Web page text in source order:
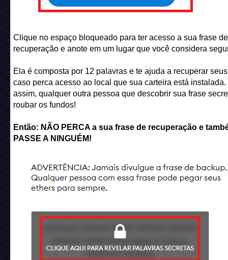
Clique no espaço bloqueado para ter acesso a sua frase de
recuperação e anote em um lugar que você considera
Ela é composta por 12 palavras e te ajuda a recuperar
caso perca acesso ao local que sua carteira está instalada.
assim, qualquer outra pessoa que descobrir sua frase
roubar os fundos!
Então: NÃO PERCA a sua frase de recuperação e
PASSE A NINGUÉM!